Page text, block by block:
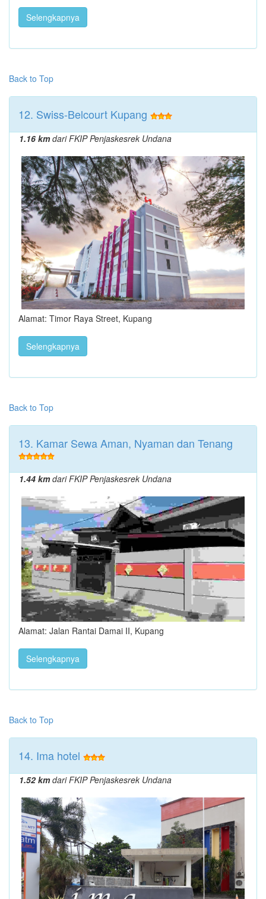
Selengkapnya
Back to Top
12. Swiss-Belcourt Kupang
1.16 kmdari FKIP Penjaskesrek Undana
Alamat: Timor Raya Street, Kupang
Selengkapnya
Back to Top
13. Kamar Sewa Aman, Nyaman dan Tenang
1.44 kmdari FKIP Penjaskesrek Undana
Alamat: Jalan Rantai Damai II, Kupang
Selengkapnya
Back to Top
14. Ima hotel
1.52 kmdari FKIP Penjaskesrek Undana